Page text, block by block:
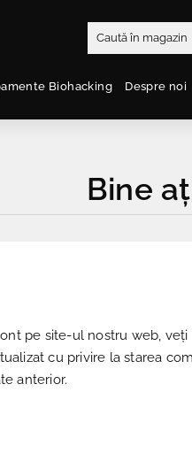
Biohacking Despre noi
Bine
pe site-ul nostru web,
cu privire la starea
anterior.